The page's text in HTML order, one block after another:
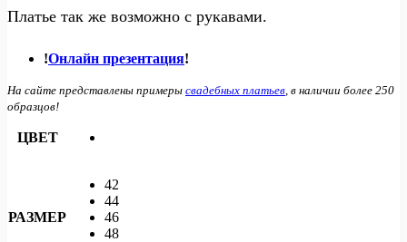
Платье так же возможно с рукавами.
!Онлайн презентация!
На сайте представлены примеры свадебных платьев , в наличии более 250
образцов!
ЦВЕТ
РАЗМЕР
42
44
46
48